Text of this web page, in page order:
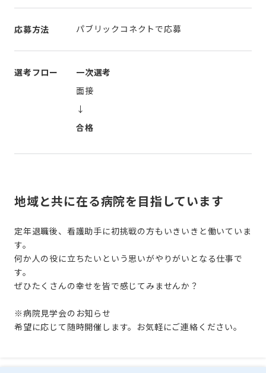
応募方法 パブリックコネクトで応募
選考フロー
一次選考
面接
↓
合格
地域と共に在る病院を目指しています
定年退職後、看護助手に初挑戦の方もいきいきと働いていま
す。
何か人の役に立ちたいという思いがやりがいとなる仕事で
す。
ぜひたくさんの幸せを皆で感じてみませんか？
※病院見学会のお知らせ
希望に応じて随時開催します。お気軽にご連絡ください。